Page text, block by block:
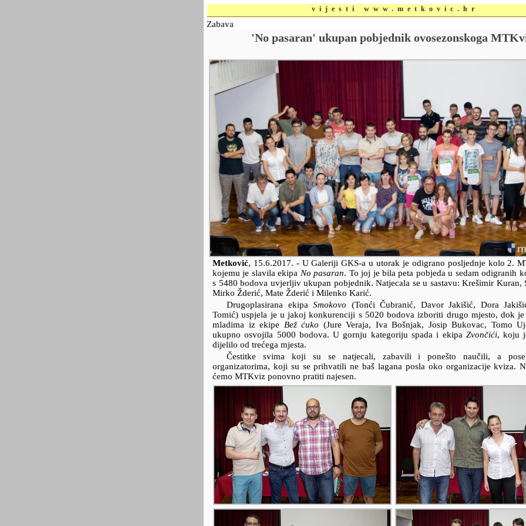
vijesti www.metkovic.hr
Zabava
'No pasaran' ukupan pobjednik ovosezonskoga
Metković, 15.6.2017. - U Galeriji GKS-a u utorak je odigrano posljednje kolo 2.
kojemu je slavila ekipa No pasaran. To joj je bila peta pobjeda u sedam odigranih
s 5480 bodova uvjerljiv ukupan pobjednik. Natjecala se u sastavu: Krešimir Kuran,
Mirko Žderić, Mate Žderić i Milenko Karić.
Drugoplasirana ekipa Smokovo (Tonći Čubranić, Davor Jakišić, Dora
Tomić) uspjela je u jakoj konkurenciji s 5020 bodova izboriti drugo mjesto, dok
mladima iz ekipe Bež ćuko (Jure Veraja, Iva Bošnjak, Josip Bukovac, Tomo
ukupno osvojila 5000 bodova. U gornju kategoriju spada i ekipa Zvončići, koju
dijelilo od trećega mjesta.
Čestitke svima koji su se natjecali, zabavili i ponešto naučili, a
organizatorima, koji su se prihvatili ne baš lagana posla oko organizacije kviza.
ćemo MTKviz ponovno pratiti najesen.